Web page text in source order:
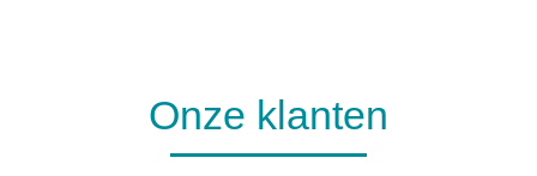
Onze klanten